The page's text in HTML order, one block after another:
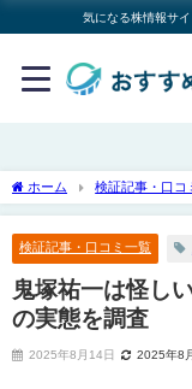
気になる株情報サ
ホーム 検証記事・口コ
リオの実態を調査
検証記事・口コミ一覧
鬼塚祐一は怪し
の実態を調査
2025年8月14日 2025年8